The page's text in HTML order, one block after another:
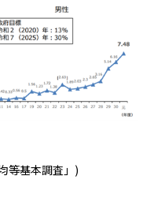
等基本調査 」 )